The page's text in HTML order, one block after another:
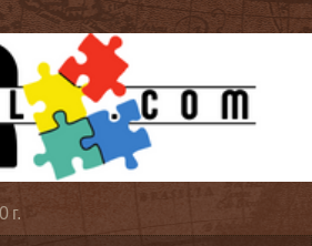
г.